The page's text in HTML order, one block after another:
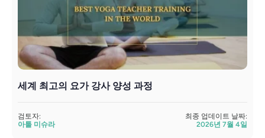
세계 최고의 요가 강사 양성 과정
검토자:
아툴 미슈라
최종 업데이트 날짜:
2026년 7월 4일